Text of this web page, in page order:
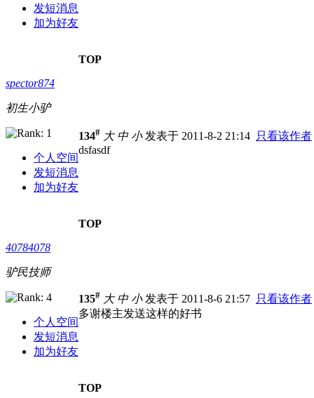
发短消息
加为好友
TOP
spector874
初生小驴
个人空间
发短消息
加为好友
134# 大 中 小发表于 2011-8-2 21:14 只看该作者
dsfasdf
TOP
40784078
驴民技师
个人空间
发短消息
加为好友
135# 大 中 小发表于 2011-8-6 21:57 只看该作者
多谢楼主发送这样的好书
TOP